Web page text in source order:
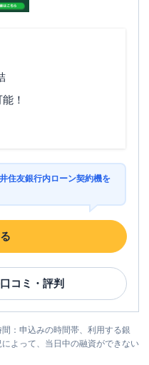
！
住友銀行内ローン契約機を
コミ・評判
：申込みの時間帯、利用する銀
よって、当日中の融資ができない